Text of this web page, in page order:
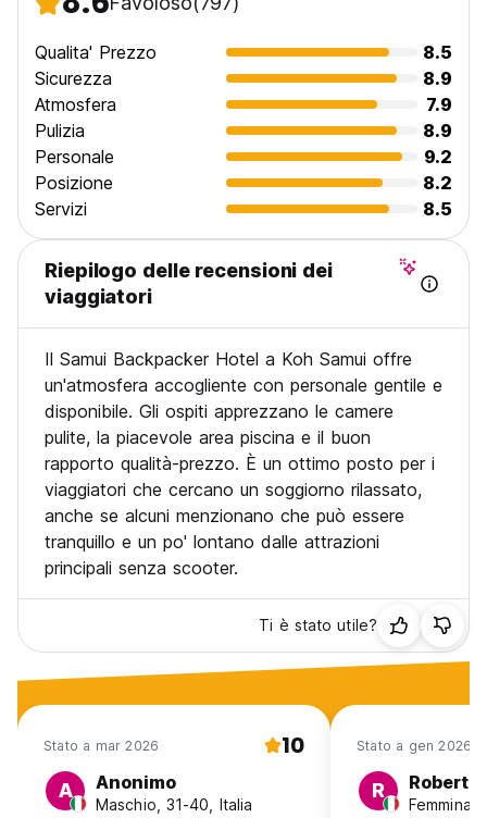
Qualita' Prezzo
8.5
Sicurezza
8.9
Atmosfera
7.9
Pulizia
8.9
Personale
9.2
Posizione
8.2
Servizi
8.5
Riepilogo delle recensioni dei
viaggiatori
Il Samui Backpacker Hotel a Koh Samui offre
un'atmosfera accogliente con personale gentile e
disponibile. Gli ospiti apprezzano le camere
pulite, la piacevole area piscina e il buon
rapporto qualità-prezzo. È un ottimo posto per i
viaggiatori che cercano un soggiorno rilassato,
anche se alcuni menzionano che può essere
tranquillo e un po' lontano dalle attrazioni
principali senza scooter.
Ti è stato utile?
Stato a mar 2026 10
A Anonimo
Maschio, 31-40, Italia
Stato a gen 2026
R Roberta
Femmina,